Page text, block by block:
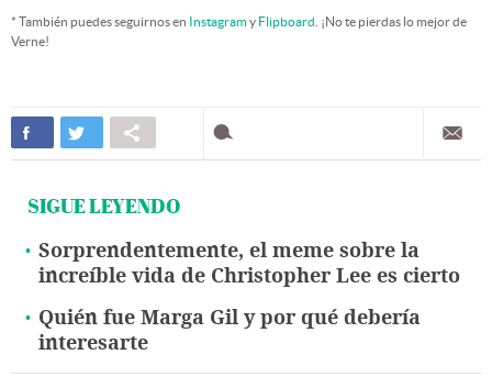
* También puedes seguirnos en Instagramy Flipboard . ¡No te pierdas lo mejor de
Verne!
SIGUE LEYENDO
Sorprendentemente, el meme sobre la
increíble vida de Christopher Lee es cierto
Quién fue Marga Gil y por qué debería
interesarte